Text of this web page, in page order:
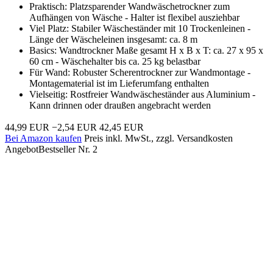
Praktisch: Platzsparender Wandwäschetrockner zum
Aufhängen von Wäsche - Halter ist flexibel ausziehbar
Viel Platz: Stabiler Wäscheständer mit 10 Trockenleinen -
Länge der Wäscheleinen insgesamt: ca. 8 m
Basics: Wandtrockner Maße gesamt H x B x T: ca. 27 x 95 x
60 cm - Wäschehalter bis ca. 25 kg belastbar
Für Wand: Robuster Scherentrockner zur Wandmontage -
Montagematerial ist im Lieferumfang enthalten
Vielseitig: Rostfreier Wandwäscheständer aus Aluminium -
Kann drinnen oder draußen angebracht werden
44,99 EUR −2,54 EUR 42,45 EUR
Bei Amazon kaufen Preis inkl. MwSt., zzgl. Versandkosten
AngebotBestseller Nr. 2